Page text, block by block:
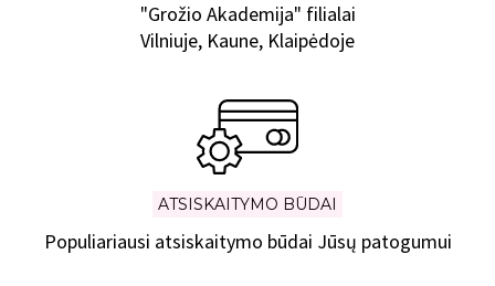
"Grožio Akademija" filialai
Vilniuje, Kaune, Klaipėdoje
ATSISKAITYMO BŪDAI
Populiariausi atsiskaitymo būdai Jūsų patogumui